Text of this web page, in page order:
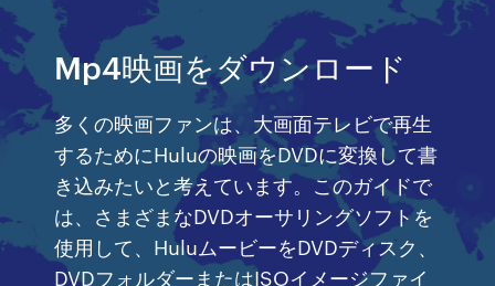
Mp4映画をダウンロード
多くの映画ファンは、大画面テレビで再生
するためにHuluの映画をDVDに変換して書
き込みたいと考えています。このガイドで
は、さまざまなDVDオーサリングソフトを
使用して、HuluムービーをDVDディスク、
DVDフォルダーまたはISOイメージファイ